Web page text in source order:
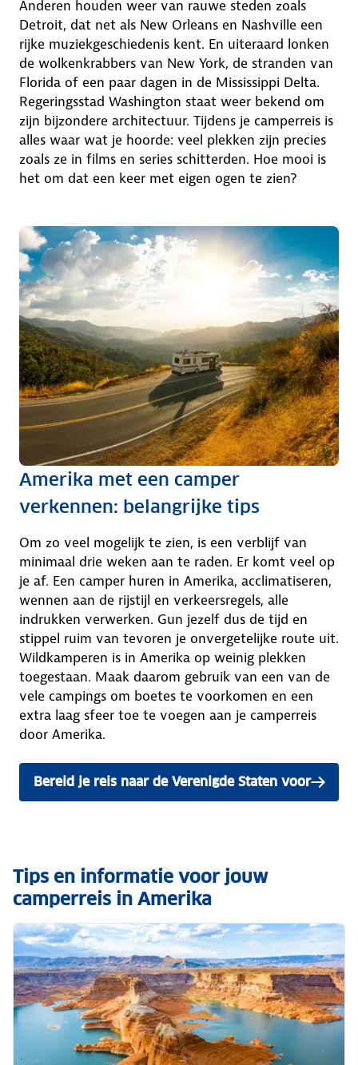
Anderen houden weer van rauwe steden zoals
Detroit, dat net als New Orleans en Nashville een
rijke muziekgeschiedenis kent. En uiteraard lonken
de wolkenkrabbers van New York, de stranden van
Florida of een paar dagen in de Mississippi Delta.
Regeringsstad Washington staat weer bekend om
zijn bijzondere architectuur. Tijdens je camperreis is
alles waar wat je hoorde: veel plekken zijn precies
zoals ze in films en series schitterden. Hoe mooi is
het om dat een keer met eigen ogen te zien?
Amerika met een camper
verkennen: belangrijke tips
Om zo veel mogelijk te zien, is een verblijf van
minimaal drie weken aan te raden. Er komt veel op
je af. Een camper huren in Amerika, acclimatiseren,
wennen aan de rijstijl en verkeersregels, alle
indrukken verwerken. Gun jezelf dus de tijd en
stippel ruim van tevoren je onvergetelijke route uit.
Wildkamperen is in Amerika op weinig plekken
toegestaan. Maak daarom gebruik van een van de
vele campings om boetes te voorkomen en een
extra laag sfeer toe te voegen aan je camperreis
door Amerika.
Bereid je reis naar de Verenigde Staten voor
Tips en informatie voor jouw
camperreis in Amerika